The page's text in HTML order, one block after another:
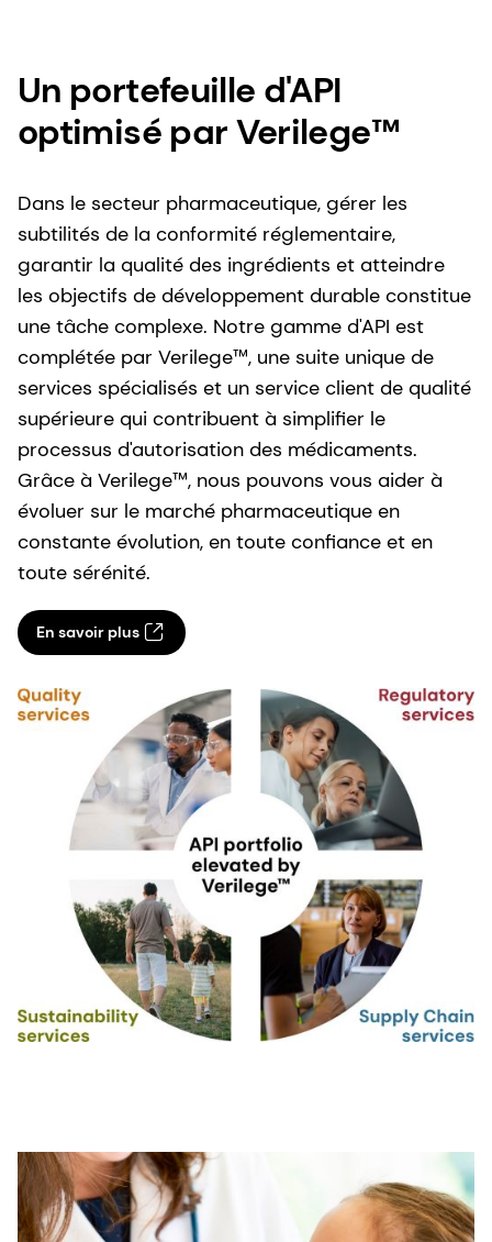
Un portefeuille d'API
optimisé par Verilege™
Dans le secteur pharmaceutique, gérer les
subtilités de la conformité réglementaire,
garantir la qualité des ingrédients et atteindre
les objectifs de développement durable constitue
une tâche complexe. Notre gamme d'API est
complétée par Verilege™, une suite unique de
services spécialisés et un service client de qualité
supérieure qui contribuent à simplifier le
processus d'autorisation des médicaments.
Grâce à Verilege™, nous pouvons vous aider à
évoluer sur le marché pharmaceutique en
constante évolution, en toute confiance et en
toute sérénité.
En savoir plus